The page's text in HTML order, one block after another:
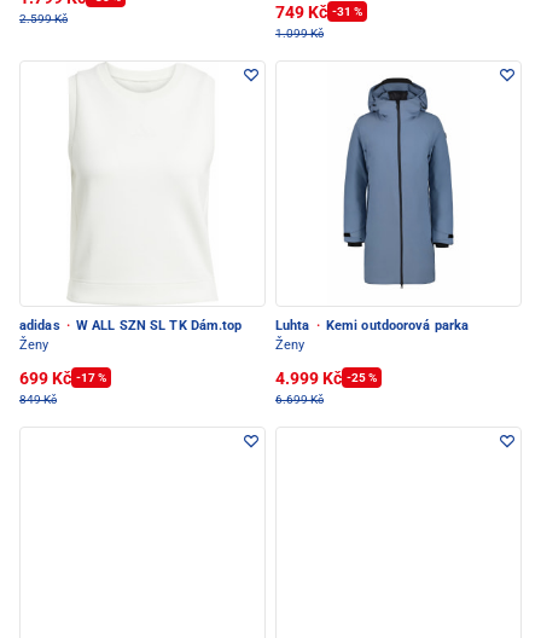
2.599 Kč
749 Kč -31 %
1.099 Kč
adidas · W ALL SZN SL TK Dám.top
Ženy
699 Kč -17 %
849 Kč
Luhta · Kemi outdoorová parka
Ženy
4.999 Kč -25 %
6.699 Kč